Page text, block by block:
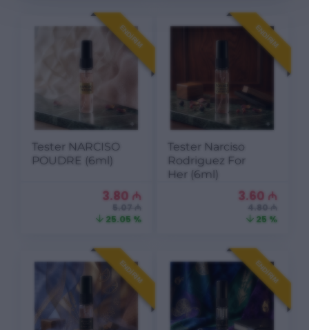
ENDIRIM
Tester NARCISO
POUDRE (6ml)
3.80 ₼
5.07 ₼
25.05 %
ENDIRIM
Tester Narciso
Rodriguez For
Her (6ml)
3.60 ₼
4.80 ₼
25 %
ENDIRIM ENDIRIM